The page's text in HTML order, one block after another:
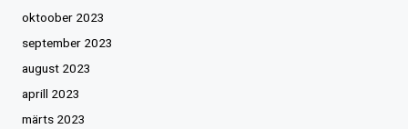
oktoober 2023
september 2023
august 2023
aprill 2023
märts 2023